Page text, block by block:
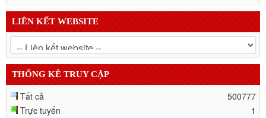
LIÊN KẾT WEBSITE
THỐNG KÊ TRUY CẬP
Tất cả
500777
Trực tuyến
1